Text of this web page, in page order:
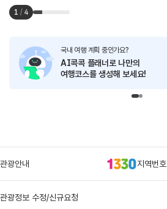
1 / 4
국내 여행 계획 중인가요?
AI콕콕 플래너로 나만의
여행코스를 생성해 보세요!
관광안내 지역번호
관광정보 수정/신규요청